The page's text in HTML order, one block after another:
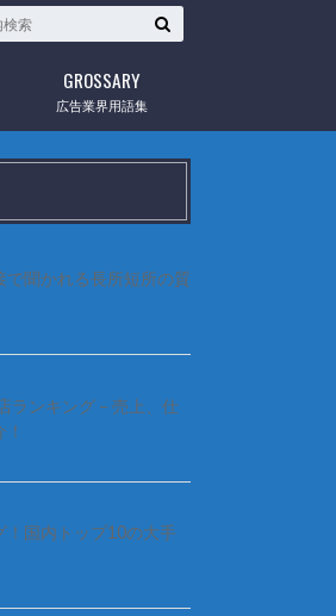
広告業界用語集
GROSSARY
で聞かれる長所短所の質
ランキング – 売上、仕
！国内トップ10の大手